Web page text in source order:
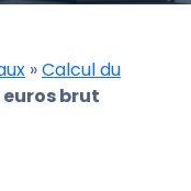
»Calcul du
euros brut